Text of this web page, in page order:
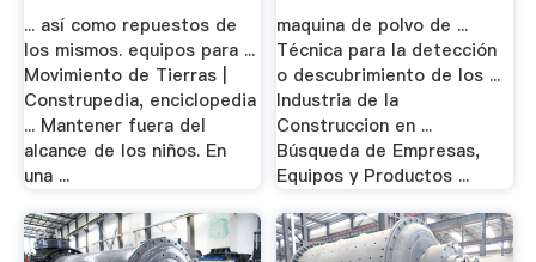
... así como repuestos de
los mismos. equipos para ...
Movimiento de Tierras |
Construpedia, enciclopedia
... Mantener fuera del
alcance de los niños. En
una ...
maquina de polvo de ...
Técnica para la detección
o descubrimiento de los ...
Industria de la
Construccion en ...
Búsqueda de Empresas,
Equipos y Productos ...